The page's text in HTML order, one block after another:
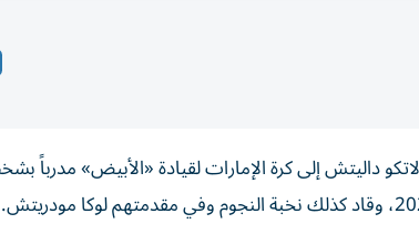
داليتش إلى كرة الإمارات لقيادة «الأبيض» مدرباً